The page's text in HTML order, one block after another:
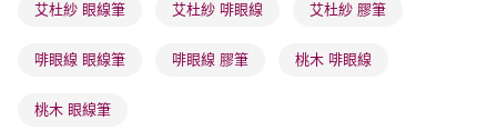
確認發貨後1-3 工作天送達，訂單將隨機分配至SF順豐速運或京東
每筆HK$65.00，滿HK$300.00或以上免運費
(香港門市) 只顯示可選門市。確認發貨後2-5個工作天到店，3天內
艾杜紗 眼線筆 艾杜紗 啡眼線 艾杜紗 膠筆
啡眼線 眼線筆 啡眼線 膠筆 桃木 啡眼線
桃木 眼線筆